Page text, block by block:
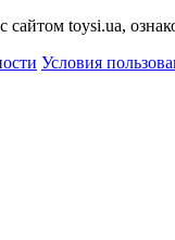
toysi.ua,
Условия